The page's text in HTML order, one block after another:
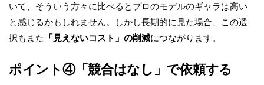
いて、そういう方々に比べるとプロのモデルのギャラは高い
と感じるかもしれません。しかし長期的に見た場合、この選
択もまた
「見えないコスト」の削減につながります。
ポイント④「競合はなし」で依頼する